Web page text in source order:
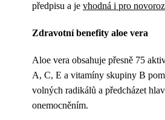
předpisu a je vhodná i pro
Zdravotní benefity aloe vera
Aloe vera obsahuje přesně 75
A, C, E a vitamíny skupiny B
volných radikálů a předcházet
onemocněním.